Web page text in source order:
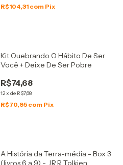
R$104,31 com Pix
Kit Quebrando O Hábito De Ser
Você + Deixe De Ser Pobre
R$74,68
12x de R$7,68
R$70,95 com Pix
A História da Terra-média - Box 3
(livros 6 a 9) - J.R.R Tolkien